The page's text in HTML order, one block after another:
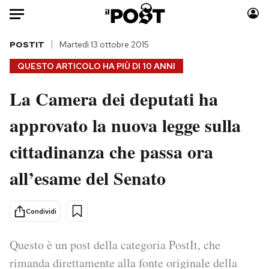
Auto
HOME
Italia
Politica
Tecnologia
Scienza
Cultura
Economia
Sport
Moda
Consumismi
Storie/Idee
Media
Mondiali calcio 2026
QUESTO ARTICOLO HA PIÙ DI 10 ANNI
POSTIT Martedì 13 ottobre 2015
La Camera dei deputati ha
approvato la nuova legge sulla
cittadinanza che passa ora
all’esame del Senato
Condividi
Questo è un post della categoria PostIt, che
rimanda direttamente alla fonte originale della